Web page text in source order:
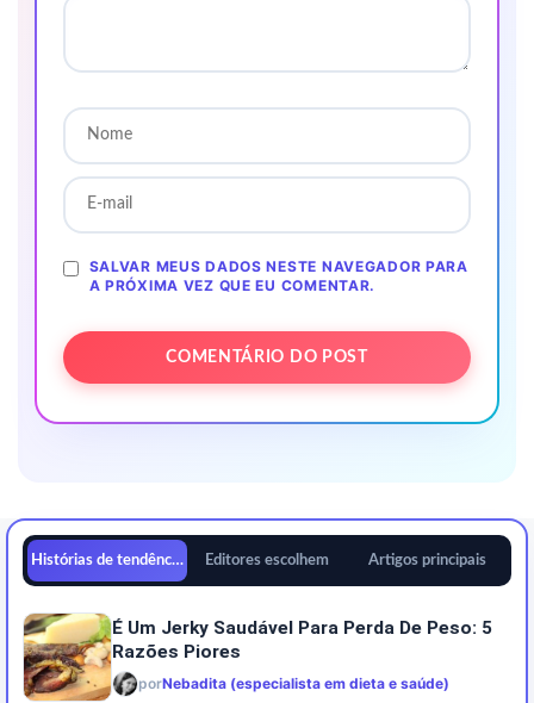
SALVAR MEUS DADOS NESTE NAVEGADOR PARA
A PRÓXIMA VEZ QUE EU COMENTAR.
Histórias de tendências Editores escolhem Artigos principais
É Um Jerky Saudável Para Perda De Peso: 5
Razões Piores
porNebadita (especialista em dieta e saúde)